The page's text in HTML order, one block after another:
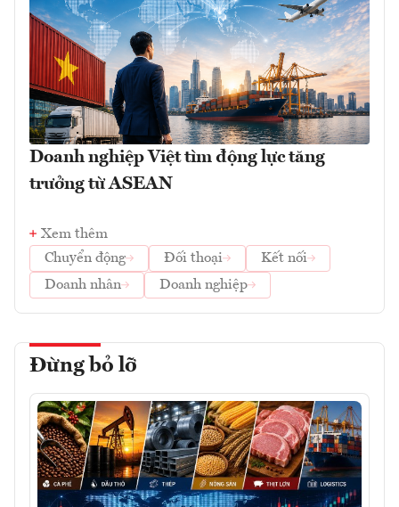
Doanh nghiệp Việt tìm động lực tăng
trưởng từ ASEAN
Xem thêm
Chuyển động
Đối thoại
Kết nối
Doanh nhân
Doanh nghiệp
Đừng bỏ lỡ